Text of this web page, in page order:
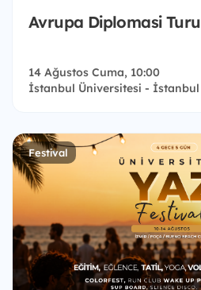
Avrupa Diplomasi Turu
14 Ağustos Cuma, 10:00
İstanbul Üniversitesi - İstanbul
Festival